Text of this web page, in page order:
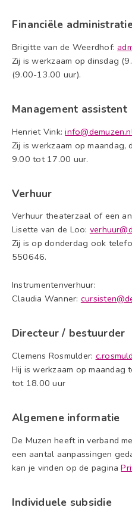
Financiële
Brigitte van de Weerdhof:
Zij is werkzaam op dinsdag
(9.00-13.00 uur).
Management assistent
Henriet Vink:
Zij is werkzaam op maandag,
9.00 tot 17.00 uur.
Verhuur
Verhuur theaterzaal of een
Lisette van de Loo:
Zij is op donderdag ook
550646.
Instrumentenverhuur:
Claudia Wanner:
Directeur / bestuurder
Clemens Rosmulder:
Hij is werkzaam op maandag
tot 18.00 uur
Algemene informatie
De Muzen heeft in verband
een aantal aanpassingen
kan je vinden op de pagina
Individuele subsidie